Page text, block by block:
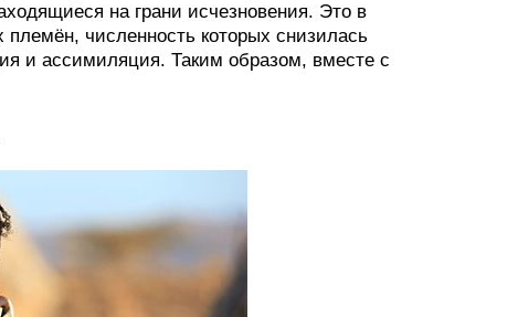
на грани исчезновения. Это в
численность которых снизилась
и ассимиляция. Таким образом, вместе с